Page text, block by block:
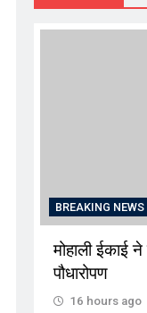
BREAKING NEWS
मोहाली ईकाई
पौधारोपण
16 hours ago